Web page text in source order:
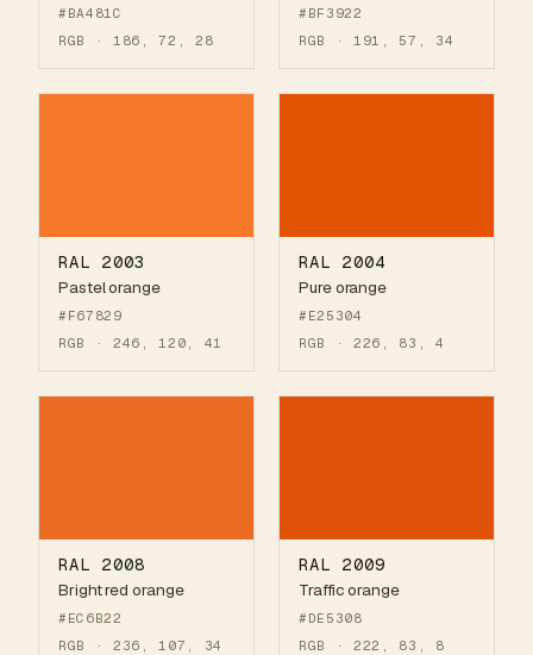
#BA481C
RGB · 186, 72, 28
#BF3922
RGB · 191, 57, 34
RAL 2003
Pastel orange
#F67829
RGB · 246, 120, 41
RAL 2004
Pure orange
#E25304
RGB · 226, 83, 4
RAL 2008
Bright red orange
#EC6B22
RGB · 236, 107, 34
RAL 2009
Traffic orange
#DE5308
RGB · 222, 83, 8